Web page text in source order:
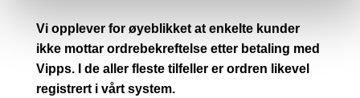
Vi opplever for øyeblikket at enkelte kunder
ikke mottar ordrebekreftelse etter betaling med
Vipps. I de aller fleste tilfeller er ordren likevel
registrert i vårt system.